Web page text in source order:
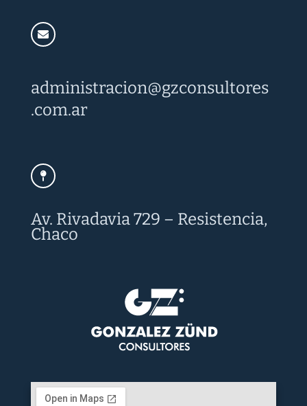
administracion@gzconsultores
.com.ar
Av. Rivadavia 729 – Resistencia,
Chaco